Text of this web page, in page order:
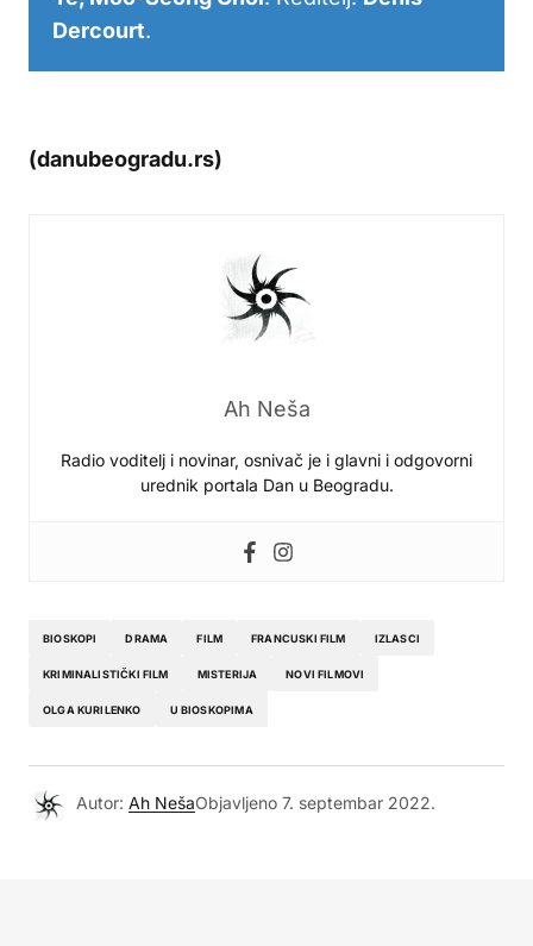
Dercourt.
(danubeogradu.rs)
Ah Neša
Radio voditelj i novinar, osnivač je i glavni i odgovorni
urednik portala Dan u Beogradu.
BIOSKOPI DRAMA FILM FRANCUSKI FILM IZLASCI
KRIMINALISTIČKI FILM MISTERIJA NOVI FILMOVI
OLGA KURILENKO U BIOSKOPIMA
Autor: Ah NešaObjavljeno 7. septembar 2022.